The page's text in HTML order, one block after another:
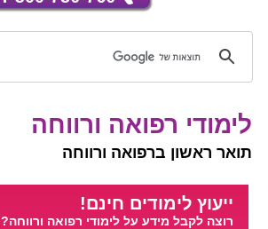
לימודי רפואה ורווחה
תואר ראשון ברפואה ורווחה
ייעוץ לימודים חינם!
רוצה לקבל מידע על לימודי רפואה ורווחה?